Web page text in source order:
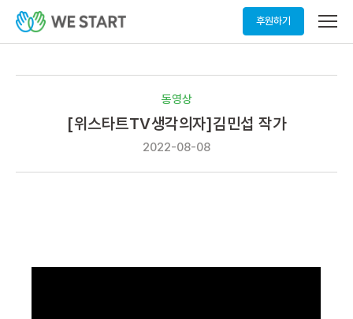
후원하기
메
열
동영상
[위스타트TV생각의자]김민섭 작가
2022-08-08